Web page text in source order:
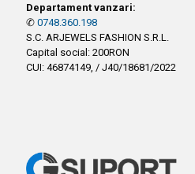
Departament vanzari:
✆ 0748.360.198
S.C. ARJEWELS FASHION S.R.L.
Capital social: 200RON
CUI: 46874149, / J40/18681/2022